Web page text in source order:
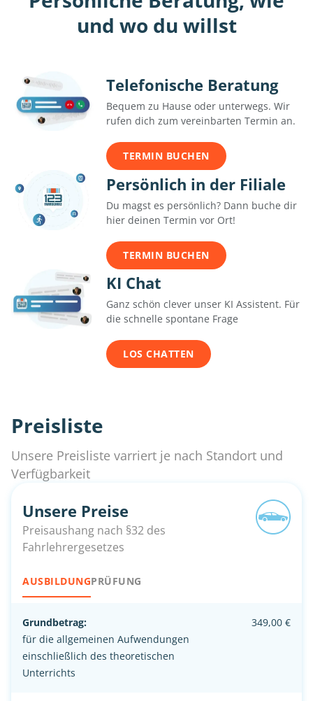
und wo du willst
Telefonische Beratung
Bequem zu Hause oder unterwegs. Wir
rufen dich zum vereinbarten Termin an.
TERMIN BUCHEN
Persönlich in der Filiale
Du magst es persönlich? Dann buche dir
hier deinen Termin vor Ort!
TERMIN BUCHEN
KI Chat
Ganz schön clever unser KI Assistent. Für
die schnelle spontane Frage
LOS CHATTEN
Preisliste
Unsere Preisliste varriert je nach Standort und
Verfügbarkeit
Unsere Preise
Preisaushang nach §32 des
Fahrlehrergesetzes
AUSBILDUNGPRÜFUNG
Grundbetrag:
für die allgemeinen Aufwendungen
einschließlich des theoretischen
Unterrichts
349,00 €